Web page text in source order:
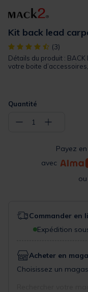
Kit back lead
[object Object] out of 5
(3)
Détails du produit :
votre boite
Quantité
− 1 +
Payez en
avec
Commander en
Expédition
Acheter en
Choisissez un